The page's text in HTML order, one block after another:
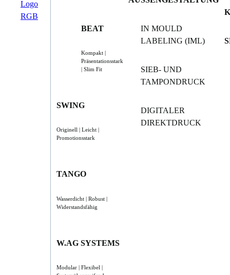
BEAT
Kompakt |
Präsentationsstark
| Slim Fit
SWING
Originell | Leicht |
Promotionsstark
TANGO
Wasserdicht | Robust |
Widerstandsfähig
W.AG SYSTEMS
Modular | Flexibel |
IN MOULD
LABELING (IML)
SIEB- UND
TAMPONDRUCK
DIGITALER
DIREKTDRUCK